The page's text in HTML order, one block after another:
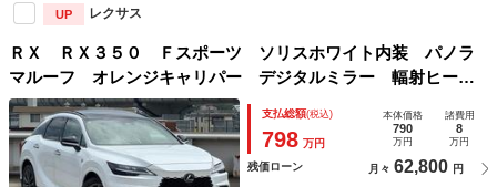
UP レクサス
ＲＸ ＲＸ３５０ Ｆスポーツ ソリスホワイト内装 パノラ
マルーフ オレンジキャリパー デジタルミラー 輻射ヒータ
ー パノラミックビューモニター ブラインドスポットモニタ
ー ３眼ＬＥＤヘッドライト パワーバック ＥＴＣ２．０
ＨＵＤ
支払総額(税込)
798 万円
本体価格
790
万円
諸費用
8
万円
残価ローン 月々 62,800 円